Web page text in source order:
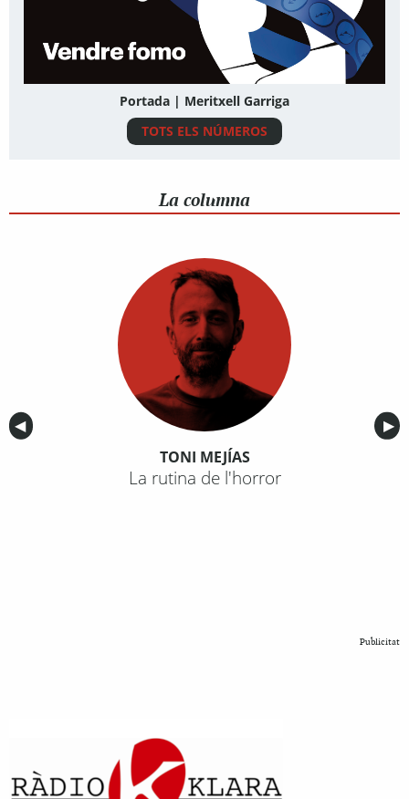
Portada | Meritxell Garriga
TOTS ELS NÚMEROS
La columna
Anterior
◀︎ ▶︎
TONI MEJÍAS
La rutina de l'horror
Publicitat